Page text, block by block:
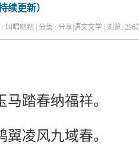
续更新）
: 叫唱粑粑 | 分类 : 分享|语文文学 | 浏览: 296
踏春纳福祥。
凌风九域春。